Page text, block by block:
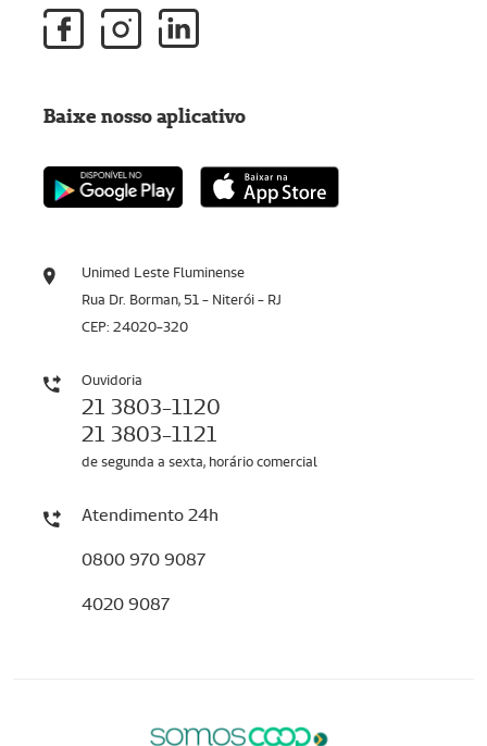
Unimed Leste Fluminense
Rua Dr. Borman, 51 - Niterói - RJ
CEP: 24020-320
Ouvidoria
21 3803-1120
21 3803-1121
de segunda a sexta, horário comercial
Atendimento 24h
0800 970 9087
4020 9087
Baixe nosso aplicativo